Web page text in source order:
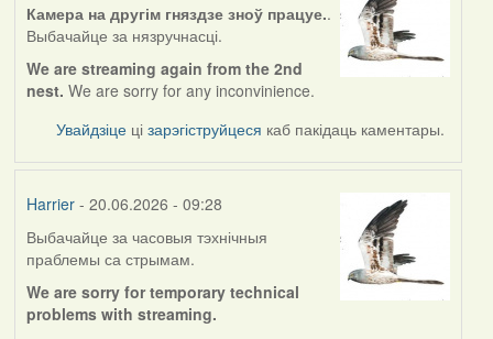
Камера на другім гняздзе зноў працуе..
Выбачайце за нязручнасці.
We are streaming again from the 2nd
nest. We are sorry for any inconvinience.
Увайдзіце цізарэгіструйцеся каб пакідаць каментары.
Harrier- 20.06.2026 - 09:28
Выбачайце за часовыя тэхнічныя
праблемы са стрымам.
We are sorry for temporary technical
problems with streaming.